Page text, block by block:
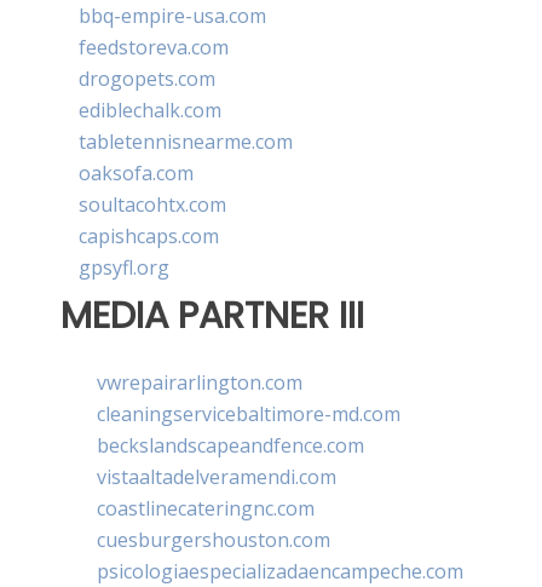
bbq-empire-usa.com
feedstoreva.com
drogopets.com
ediblechalk.com
tabletennisnearme.com
oaksofa.com
soultacohtx.com
capishcaps.com
gpsyfl.org
MEDIA PARTNER III
vwrepairarlington.com
cleaningservicebaltimore-md.com
beckslandscapeandfence.com
vistaaltadelveramendi.com
coastlinecateringnc.com
cuesburgershouston.com
psicologiaespecializadaencampeche.com